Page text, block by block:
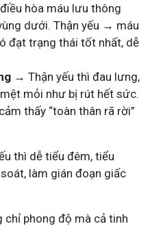
hòa máu lưu thông
dưới. Thận yếu → máu
đạt trạng thái tốt nhất, dễ
→ Thận yếu thì đau lưng,
mỏi như bị rút hết sức.
thấy “toàn thân rã rời”
thì dễ tiểu đêm, tiểu
làm gián đoạn giấc
chỉ phong độ mà cả tinh